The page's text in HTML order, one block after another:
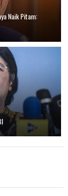
Naik Pitam: